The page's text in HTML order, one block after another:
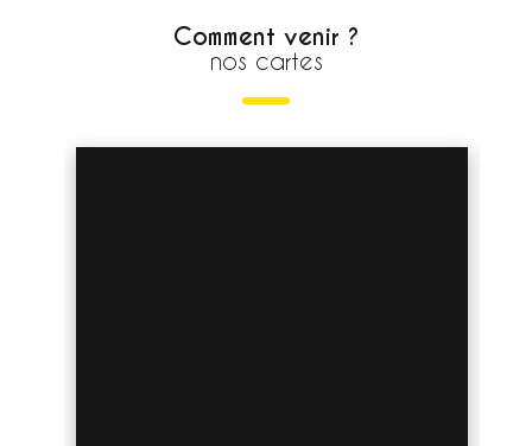
Comment venir ?
nos cartes